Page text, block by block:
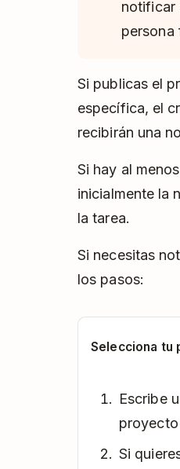
notificar
persona
Si publicas el
específica, el
recibirán una
Si hay al
inicialmente la
la tarea.
Si necesitas
los pasos:
Selecciona tu
Escribe
Si